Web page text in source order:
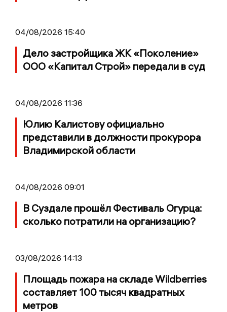
04/08/2026 15:40
Дело застройщика ЖК «Поколение»
ООО «Капитал Строй» передали в суд
04/08/2026 11:36
Юлию Калистову официально
представили в должности прокурора
Владимирской области
04/08/2026 09:01
В Суздале прошёл Фестиваль Огурца:
сколько потратили на организацию?
03/08/2026 14:13
Площадь пожара на складе Wildberries
составляет 100 тысяч квадратных
метров